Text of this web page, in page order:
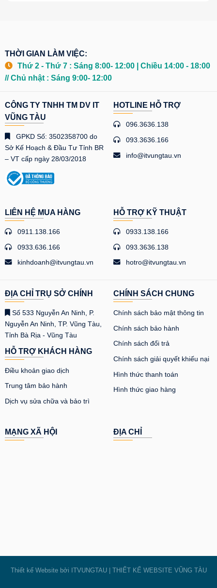
THỜI GIAN LÀM VIỆC:
Thứ 2 - Thứ 7 : Sáng 8:00- 12:00 | Chiều 14:00 - 18:00
// Chủ nhật : Sáng 9:00- 12:00
CÔNG TY TNHH TM DV IT
VŨNG TÀU
GPKD Số: 3502358700 do
Sở Kế Hoạch & Đầu Tư Tỉnh BR
– VT cấp ngày 28/03/2018
HOTLINE HỖ TRỢ
096.3636.138
093.3636.166
info@itvungtau.vn
LIÊN HỆ MUA HÀNG
0911.138.166
0933.636.166
kinhdoanh@itvungtau.vn
HỖ TRỢ KỸ THUẬT
0933.138.166
093.3636.138
hotro@itvungtau.vn
ĐỊA CHỈ TRỤ SỞ CHÍNH
Số 533 Nguyễn An Ninh, P.
Nguyễn An Ninh, TP. Vũng Tàu,
Tỉnh Bà Rịa - Vũng Tàu
HỖ TRỢ KHÁCH HÀNG
Điều khoản giao dịch
Trung tâm bảo hành
Dịch vụ sửa chữa và bảo trì
CHÍNH SÁCH CHUNG
Chính sách bảo mật thông tin
Chính sách bảo hành
Chính sách đổi trả
Chính sách giải quyết khiếu nại
Hình thức thanh toán
Hình thức giao hàng
MẠNG XÃ HỘI ĐỊA CHỈ
Thiết kế Website bởi ITVUNGTAU| THIẾT KẾ WEBSITE VŨNG TÀU